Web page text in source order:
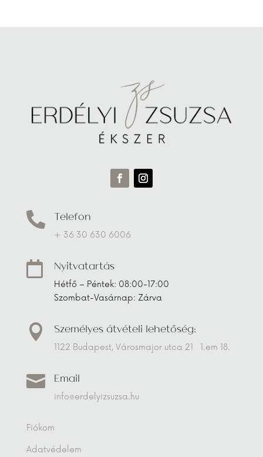
 Telefon
+ 36 30 630 6006
 Nyitvatartás
Hétfő – Péntek: 08:00-17:00
Szombat-Vasárnap: Zárva
 Személyes átvételi lehetőség:
1122 Budapest, Városmajor utca 21 1.em 18.
 Email
info@erdelyizsuzsa.hu
Fiókom
Adatvédelem